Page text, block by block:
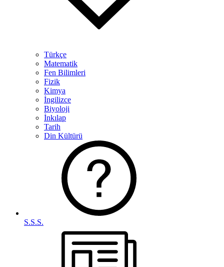
Türkçe
Matematik
Fen Bilimleri
Fizik
Kimya
İngilizce
Biyoloji
İnkılap
Tarih
Din Kültürü
S.S.S.